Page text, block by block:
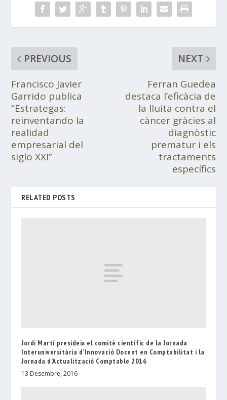
PREVIOUS
Francisco Javier
Garrido publica
“Estrategas:
reinventando la
realidad
empresarial del
siglo XXI”
NEXT
Ferran Guedea
destaca l’eficàcia de
la lluita contra el
càncer gràcies al
diagnòstic
prematur i els
tractaments
específics
RELATED POSTS
Jordi Martí presideix el comitè científic de la Jornada
Interuniversitària d’Innovació Docent en Comptabilitat i la
Jornada d’Actualització Comptable 2016
13 Desembre, 2016